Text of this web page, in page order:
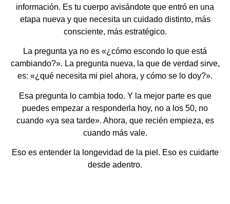
información. Es tu cuerpo avisándote que entró en una
etapa nueva y que necesita un cuidado distinto, más
consciente, más estratégico.
La pregunta ya no es «¿cómo escondo lo que está
cambiando?». La pregunta nueva, la que de verdad sirve,
es: «¿qué necesita mi piel ahora, y cómo se lo doy?».
Esa pregunta lo cambia todo. Y la mejor parte es que
puedes empezar a responderla hoy, no a los 50, no
cuando «ya sea tarde». Ahora, que recién empieza, es
cuando más vale.
Eso es entender la longevidad de la piel. Eso es cuidarte
desde adentro.